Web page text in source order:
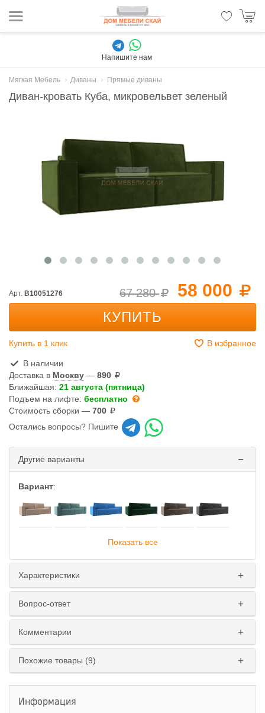
Напишите нам
Мягкая Мебель Диваны Прямые диваны
Диван-кровать Куба, микровельвет зеленый
58 000
67 280
Арт. B10051276
КУПИТЬ
Купить в 1 клик В избранное
В наличии
Доставка в Москву — 890
Ближайшая: 21 августа (пятница)
Подъем на лифте: бесплатно
Стоимость сборки — 700
Остались вопросы? Пишите
Другие варианты
Вариант:
Показать все
Характеристики
Вопрос-ответ
Комментарии
Похожие товары (9)
Информация